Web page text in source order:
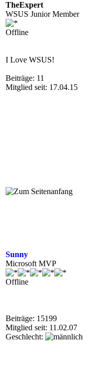
TheExpert
WSUS Junior Member
Offline
I Love WSUS!
Beiträge: 11
Mitglied seit: 17.04.15
Sunny
Microsoft MVP
Offline
Beiträge: 15199
Mitglied seit: 11.02.07
Geschlecht: